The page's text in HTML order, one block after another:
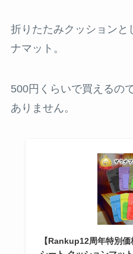
折りたたみクッションと
ナマット。
500円くらいで買えるの
ありません。
【Rankup12周年特別